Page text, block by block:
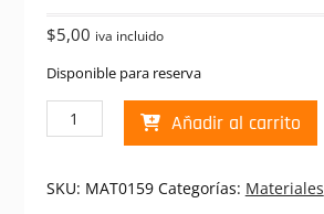
$5,00 iva incluido
Disponible para reserva
Ojos
Tornillo
Paquete
Añadir al carrito
SKU: MAT0159 Categorías: Materiales